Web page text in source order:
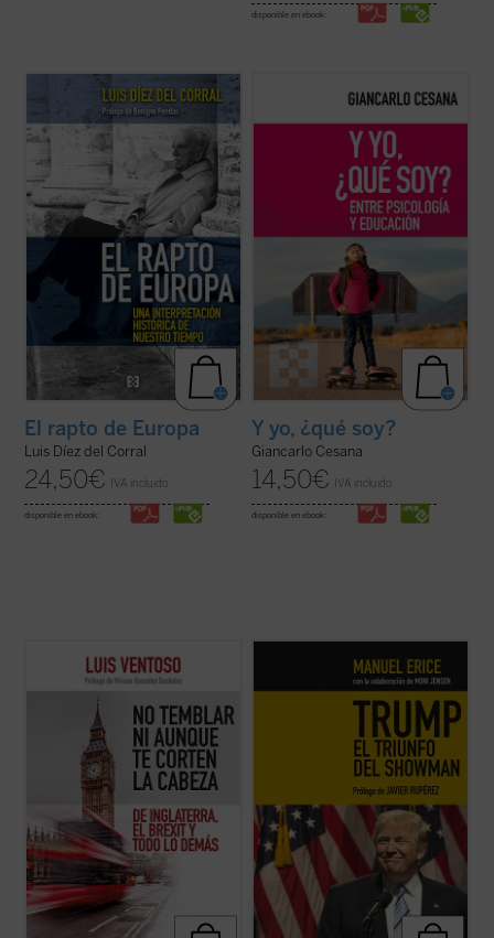
disponible en ebook:
El rapto de Europa constituye uno de los
más importantes proyectos de
interpretación histórica sobre Europa
elaborados en el siglo XX, además de un
lúcido diagnóstico profético de la
incertidumbre que se ha ido apoderando en
El rapto de Europa
Luis Díez del Corral
24,50€ IVA incluido
disponible en ebook:
¿Por qué habitualmente el fracaso escolar
termina en manos de un psicólogo? ¿Por
que dirigen la coordinación de la actividad
educativa? Frente a una mentalidad en la
que comúnmente la educación ha ...
Y yo, ¿qué soy?
Giancarlo Cesana
14,50€ IVA incluido
disponible en ebook:
Luis Ventoso, columnista y director adjunto
y apasionado de lo inglés, ha
estudiado a los ingleses y a su país con una
profundo. El resultado de su exploración
durante años de residencia ... (ver ficha)
Una mirada periodística a la irrepetible
campaña electoral vivida por Estados
Unidos, protagonizado por un populista
genuinamente americano, Donald Trump.
La aparición del magnate, que trivializó la
reality ... (ver ficha)